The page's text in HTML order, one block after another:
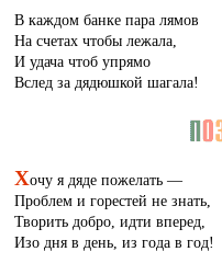
В каждом банке пара лямов
На счетах чтобы лежала,
И удача чтоб упрямо
Вслед за дядюшкой шагала!
Хочу я дяде пожелать —
Проблем и горестей не знать,
Творить добро, идти вперед,
Изо дня в день, из года в год!